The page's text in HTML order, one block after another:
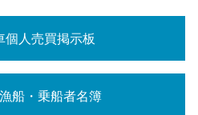
個人売買掲示板
船・乗船者名簿